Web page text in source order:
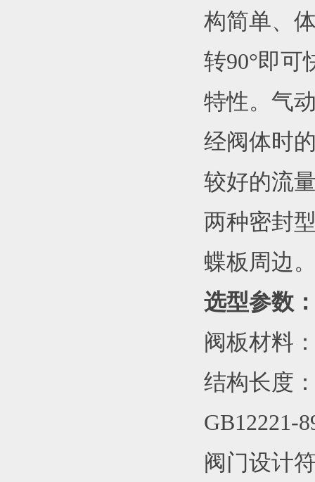
构简单、
转90°即可
特性。气
经阀体时
较好的流
两种密封
蝶板周边
选型参数
阀板材料
结构长度
GB12221-
阀门设计